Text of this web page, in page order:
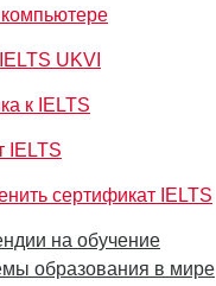
компьютере
UKVI
к IELTS
IELTS
сертификат IELTS
на обучение
образования в мире